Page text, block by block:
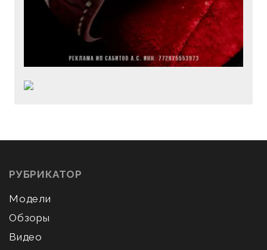
РУБРИКАТОР
Модели
Обзоры
Видео